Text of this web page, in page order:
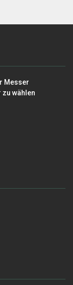
Messer
wählen